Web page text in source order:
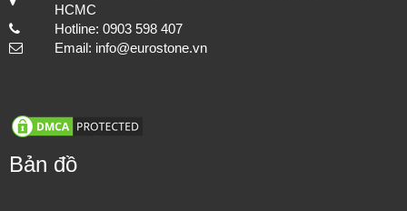
HCMC
Hotline: 0903 598 407
Email: info@eurostone.vn
Bản đồ